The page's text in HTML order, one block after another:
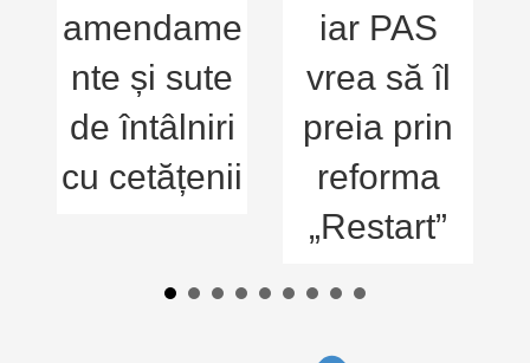
amendame
nte și sute
de întâlniri
cu cetățenii
iar PAS
vrea să îl
preia prin
reforma
„Restart”